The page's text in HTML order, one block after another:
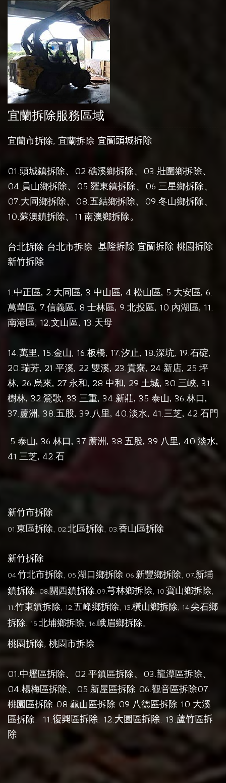
宜蘭拆除服務區域
宜蘭市拆除, 宜蘭拆除 宜蘭頭城拆除
01.頭城鎮拆除、02.礁溪鄉拆除、03.壯圍鄉拆除、
04.員山鄉拆除、05.羅東鎮拆除、06.三星鄉拆除、
07.大同鄉拆除、08.五結鄉拆除、09.冬山鄉拆除、
10.蘇澳鎮拆除、11.南澳鄉拆除。
台北拆除 台北市拆除 基隆拆除 宜蘭拆除 桃園拆除
新竹拆除
1.中正區, 2.大同區, 3.中山區, 4.松山區, 5.大安區, 6.
萬華區, 7.信義區, 8.士林區, 9.北投區, 10.內湖區, 11.
南港區, 12.文山區, 13.天母
14.萬里, 15.金山, 16.板橋, 17.汐止, 18.深坑, 19.石碇,
20.瑞芳, 21.平溪, 22.雙溪, 23.貢寮, 24.新店, 25.坪
林, 26.烏來, 27.永和, 28.中和, 29.土城, 30.三峽, 31.
樹林, 32.鶯歌, 33.三重, 34.新莊, 35.泰山, 36.林口,
37.蘆洲, 38.五股, 39.八里, 40.淡水, 41.三芝, 42.石門
5.泰山, 36.林口, 37.蘆洲, 38.五股, 39.八里, 40.淡水,
41.三芝, 42.石
新竹市拆除
01.東區拆除, 02.北區拆除, 03.香山區拆除
新竹拆除
04.竹北市拆除, 05.湖口鄉拆除 06.新豐鄉拆除, 07.新埔
鎮拆除, 08.關西鎮拆除,09.芎林鄉拆除, 10.寶山鄉拆除,
11.竹東鎮拆除, 12.五峰鄉拆除, 13.橫山鄉拆除, 14.尖石鄉
拆除, 15.北埔鄉拆除, 16.峨眉鄉拆除。
桃園拆除, 桃園市拆除
01.中壢區拆除、02.平鎮區拆除、03.龍潭區拆除、
04.楊梅區拆除、05.新屋區拆除 06.觀音區拆除07.
桃園區拆除 08.龜山區拆除 09.八德區拆除 10.大溪
區拆除. 11.復興區拆除. 12.大園區拆除. 13.蘆竹區拆
除